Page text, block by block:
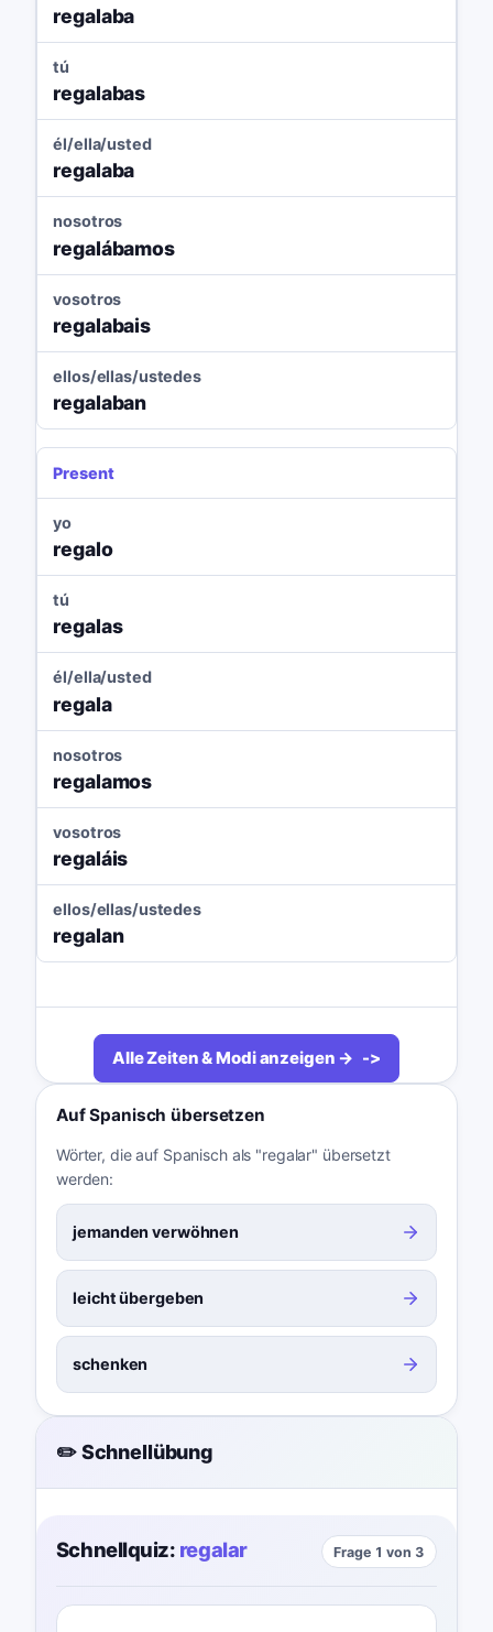
regalaba
tú
regalabas
él/ella/usted
regalaba
nosotros
regalábamos
vosotros
regalabais
ellos/ellas/ustedes
regalaban
Present
yo
regalo
tú
regalas
él/ella/usted
regala
nosotros
regalamos
vosotros
regaláis
ellos/ellas/ustedes
regalan
Alle Zeiten & Modi anzeigen →
Auf Spanisch übersetzen
Wörter, die auf Spanisch als "regalar" übersetzt
werden:
jemanden verwöhnen
leicht übergeben
schenken
✏️ Schnellübung
Schnellquiz: regalar Frage 1 von 3